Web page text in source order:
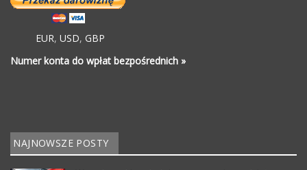
EUR, USD, GBP
Numer konta do wpłat bezpośrednich »
NAJNOWSZE POSTY